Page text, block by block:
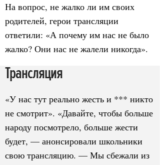
На вопрос, не жалко ли им своих
родителей, герои трансляции
ответили: «А почему им нас не было
жалко? Они нас не жалели никогда».
Трансляция
«У нас тут реально жесть и *** никто
не смотрит». «Давайте, чтобы больше
народу посмотрело, больше жести
будет, — анонсировали школьники
свою трансляцию. — Мы сбежали из